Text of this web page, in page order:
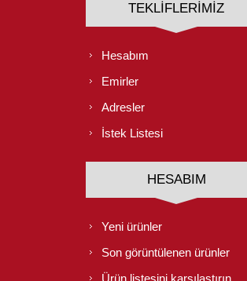
TEKLIFLERIMIZ
Hesabım
Emirler
Adresler
İstek Listesi
HESABIM
Yeni ürünler
Son görüntülenen ürünler
Ürün listesini karşılaştırın